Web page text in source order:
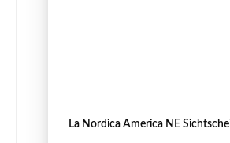
La Nordica America NE